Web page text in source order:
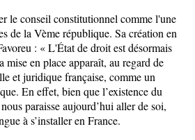
le conseil constitutionnel comme l'une
de la Vème république. Sa création en
: « L'État de droit est désormais
mise en place apparaît, au regard de
et juridique française, comme un
En effet, bien que l’existence du
paraisse aujourd’hui aller de soi,
à s’installer en France.